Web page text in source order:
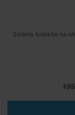
Solárny kolektor na